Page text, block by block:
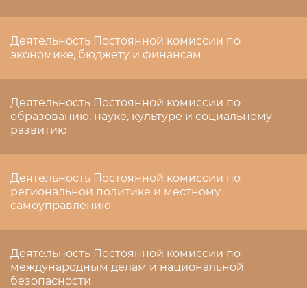
Деятельность Постоянной комиссии по
экономике, бюджету и финансам
Деятельность Постоянной комиссии по
образованию, науке, культуре и социальному
развитию
Деятельность Постоянной комиссии по
региональной политике и местному
самоуправлению
Деятельность Постоянной комиссии по
международным делам и национальной
безопасности